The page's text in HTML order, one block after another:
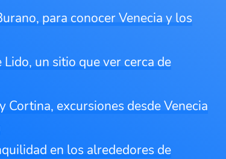
para conocer Venecia y los
Lido, un sitio que ver cerca de
Cortina, excursiones desde Venecia
en los alrededores de